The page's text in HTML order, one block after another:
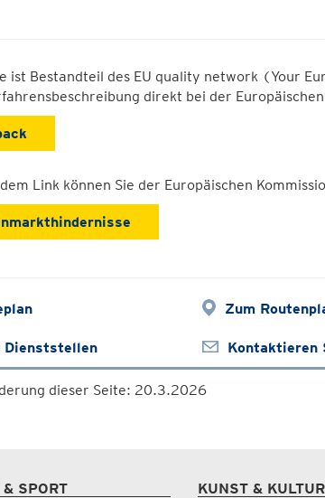
ist Bestandteil des EU quality network (Your
direkt bei der
Link können Sie der Europäischen
Zum
Dienststellen Kontaktieren
dieser Seite: 20.3.2026
SPORT KUNST & KULTUR